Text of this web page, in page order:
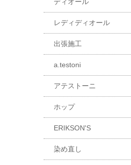
レディディオール
出張施工
a.testoni
アテストーニ
ホップ
ERIKSON'S
染め直し